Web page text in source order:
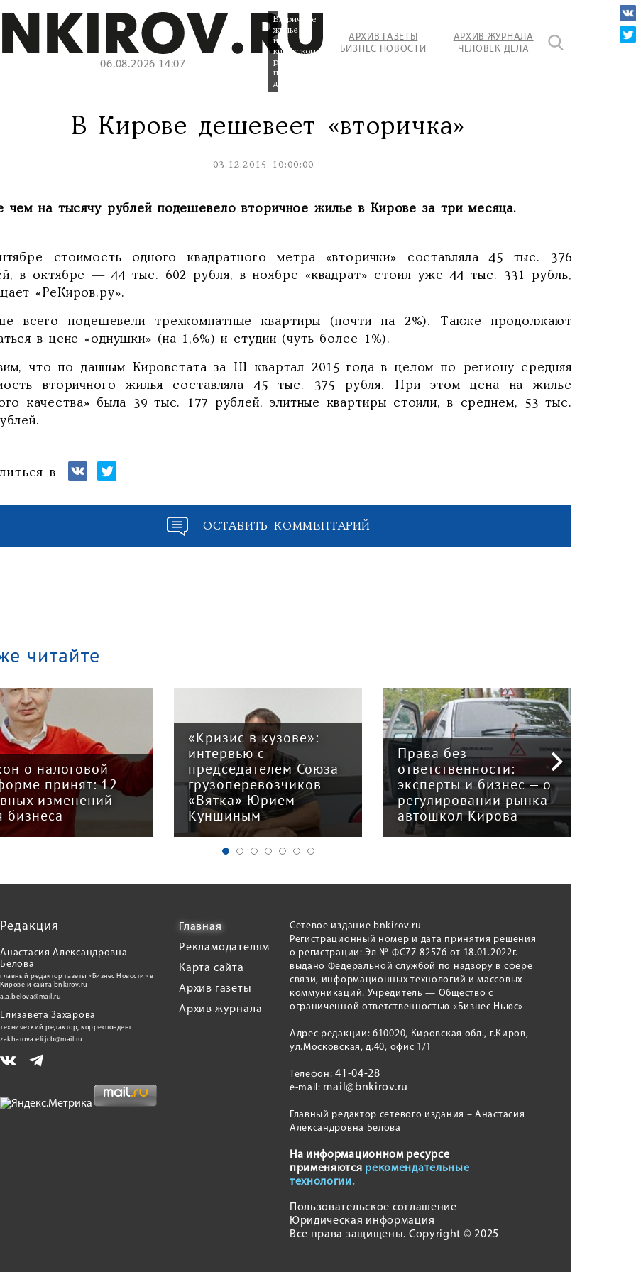
06.08.2026 14:07
АРХИВ ГАЗЕТЫ
БИЗНЕС НОВОСТИ
АРХИВ ЖУРНАЛА
ЧЕЛОВЕК ДЕЛА
Вторичное
жилье
на
кировском
рынке
продолжает
дешеветь.
В Кирове дешевеет «вторичка»
03.12.2015 10:00:00
чем на тысячу рублей подешевело вторичное жилье в Кирове за три месяца.
стоимость одного квадратного метра «вторички» составляла 45 тыс. 376
в октябре — 44 тыс. 602 рубля, в ноябре «квадрат» стоил уже 44 тыс. 331 рубль,
«РеКиров.ру».
всего подешевели трехкомнатные квартиры (почти на 2%). Также продолжают
в цене «однушки» (на 1,6%) и студии (чуть более 1%).
что по данным Кировстата за III квартал 2015 года в целом по региону средняя
вторичного жилья составляла 45 тыс. 375 рубля. При этом цена на жилье
качества» была 39 тыс. 177 рублей, элитные квартиры стоили, в среднем, 53 тыс.
в
ОСТАВИТЬ КОММЕНТАРИЙ
читайте
о налоговой
принят: 12
изменений
бизнеса
«Кризис в кузове»:
интервью с
председателем Союза
грузоперевозчиков
«Вятка» Юрием
Куншиным
Права без
ответственности:
эксперты и бизнес — о
регулировании рынка
автошкол Кирова
Редакция
Анастасия Александровна
Белова
главный редактор газеты «Бизнес Новости» в
Кирове и сайта bnkirov.ru
a.a.belova@mail.ru
Елизавета Захарова
технический редактор, корреспондент
zakharova.eli.job@mail.ru
Главная
Рекламодателям
Карта сайта
Архив газеты
Архив журнала
Сетевое издание bnkirov.ru
Регистрационный номер и дата принятия решения
о регистрации: Эл № ФС77-82576 от 18.01.2022г.
выдано Федеральной службой по надзору в сфере
связи, информационных технологий и массовых
коммуникаций. Учредитель — Общество с
ограниченной ответственностью «Бизнес Ньюс»
Адрес редакции: 610020, Кировская обл., г.Киров,
ул.Московская, д.40, офис 1/1
Телефон:41-04-28
e-mail: mail@bnkirov.ru
Главный редактор сетевого издания – Анастасия
Александровна Белова
На информационном ресурсе
применяются рекомендательные
технологии.
Пользовательское соглашение
Юридическая информация
Все права защищены. Copyright © 2025